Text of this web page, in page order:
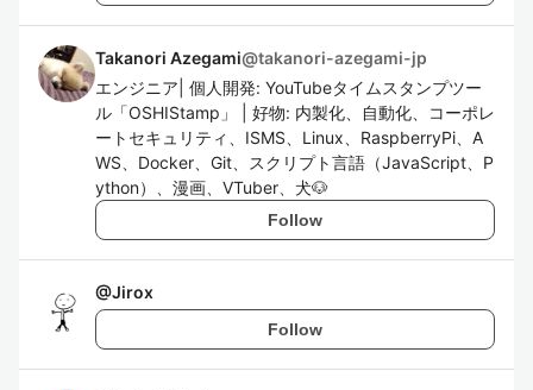
Takanori Azegami@takanori-azegami-jp
エンジニア| 個人開発: YouTubeタイムスタンプツー
ル「OSHIStamp」 | 好物: 内製化、自動化、コーポレ
ートセキュリティ、ISMS、Linux、RaspberryPi、A
WS、Docker、Git、スクリプト言語（JavaScript、P
ython）、漫画、VTuber、犬🐶
Follow
@Jirox
Follow